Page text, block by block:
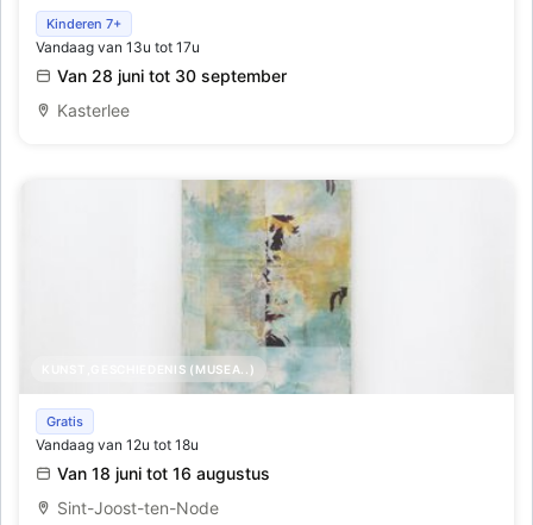
Design Classics - honderd jaar beroemde ontwerpen
Kinderen 7+
Vandaag van 13u tot 17u
Van 28 juni tot 30 september
Kasterlee
KUNST,GESCHIEDENIS (MUSEA..)
Ivresse des rayons, Gabrielle Mogenet
Gratis
Vandaag van 12u tot 18u
Van 18 juni tot 16 augustus
Sint-Joost-ten-Node